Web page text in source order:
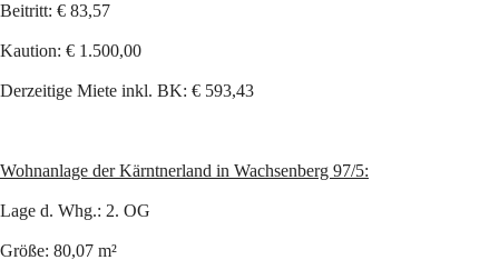
Beitritt: € 83,57
Kaution: € 1.500,00
Derzeitige Miete inkl. BK: € 593,43
Wohnanlage der Kärntnerland in Wachsenberg 97/5:
Lage d. Whg.: 2. OG
Größe: 80,07 m²